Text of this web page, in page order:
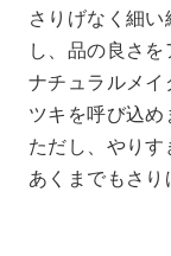
さりげなく細
し、品の良さを
ナチュラルメイ
ツキを呼び込め
ただし、やりす
あくまでもさり